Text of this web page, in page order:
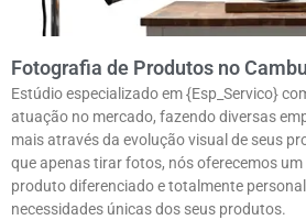
Fotografia de Produtos no
Estúdio especializado em {Esp_Servico}
atuação no mercado, fazendo diversas
mais através da evolução visual de seus
que apenas tirar fotos, nós oferecemos
produto diferenciado e totalmente
necessidades únicas dos seus produtos.